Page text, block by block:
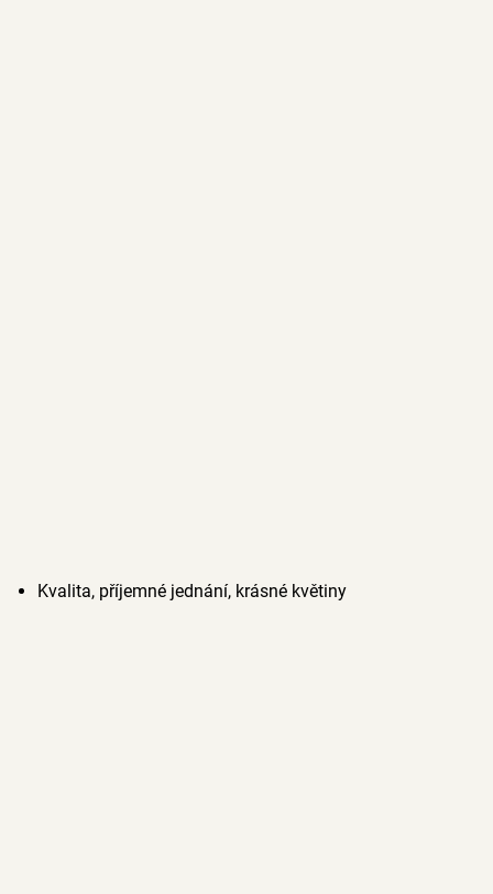
Kvalita, příjemné jednání, krásné květiny